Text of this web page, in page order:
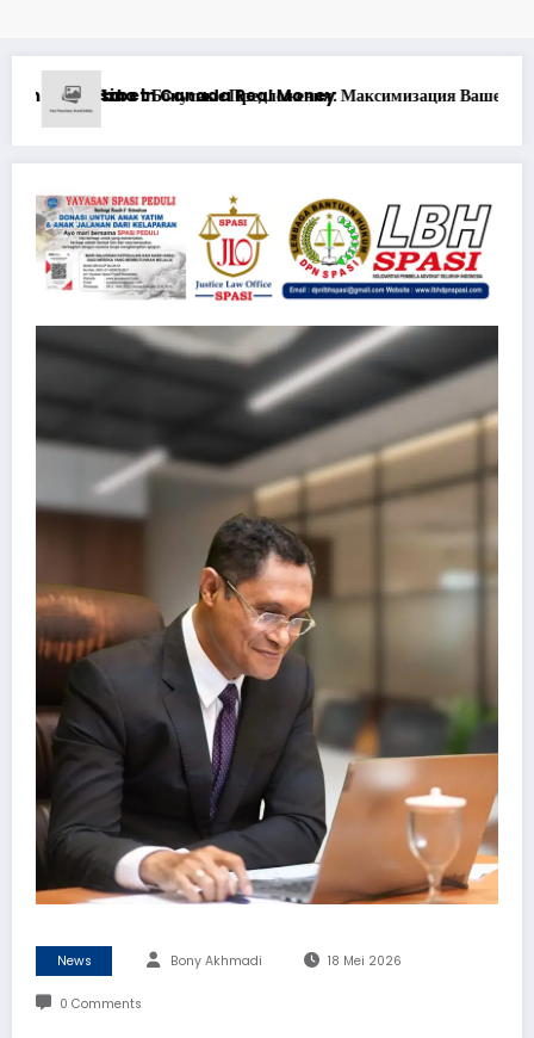
Игрового ОпытаƏn yaxşı Pinco mərclərdə real qazanc
News Bony Akhmadi 18 Mei 2026
0 Comments